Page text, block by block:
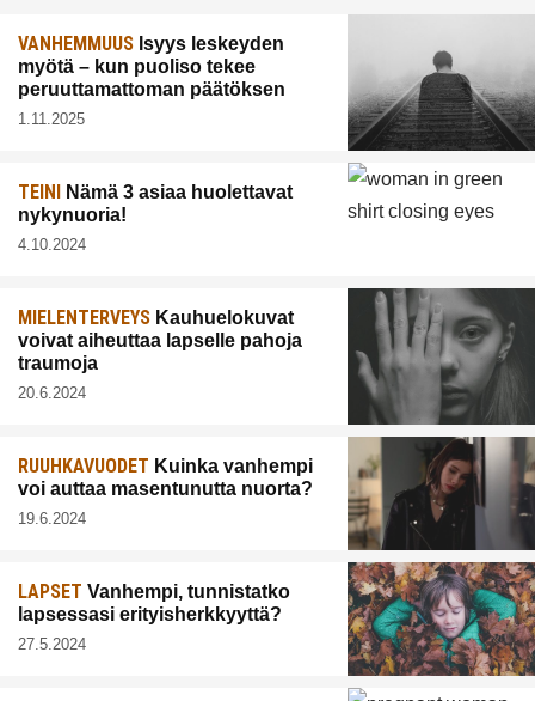
VANHEMMUUS Isyys leskeyden
myötä – kun puoliso tekee
peruuttamattoman päätöksen
1.11.2025
TEINI Nämä 3 asiaa huolettavat
nykynuoria!
4.10.2024
MIELENTERVEYS Kauhuelokuvat
voivat aiheuttaa lapselle pahoja
traumoja
20.6.2024
RUUHKAVUODET Kuinka vanhempi
voi auttaa masentunutta nuorta?
19.6.2024
LAPSET Vanhempi, tunnistatko
lapsessasi erityisherkkyyttä?
27.5.2024